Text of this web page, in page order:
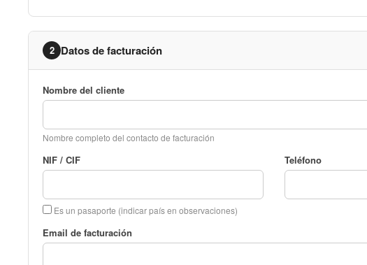
2 Datos de facturación
Nombre del cliente
Nombre completo del contacto de facturación
NIF / CIF
Es un pasaporte (indicar país en observaciones)
Teléfono
Email de facturación